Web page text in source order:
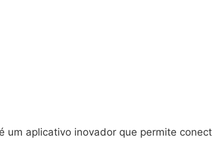
é um aplicativo inovador que permite